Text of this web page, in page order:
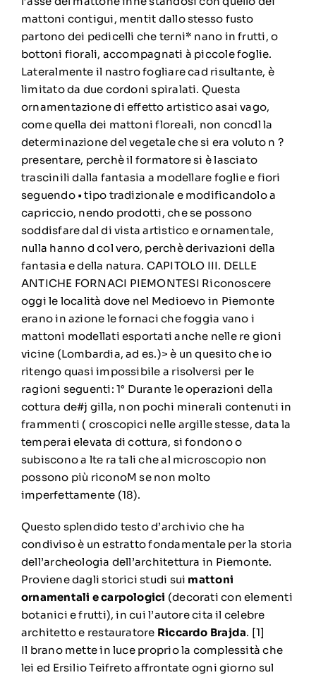
mattoni contigui, mentit dallo stesso fusto
partono dei pedicelli che terni* nano in frutti, o
bottoni fiorali, accompagnati à piccole foglie.
Lateralmente il nastro fogliare cad risultante, è
limitato da due cordoni spiralati. Questa
ornamentazione di effetto artistico asai vago,
come quella dei mattoni floreali, non concdl la
determinazione del vegetale che si era voluto n ?
presentare, perchè il formatore si è lasciato
trascinili dalla fantasia a modellare foglie e fiori
seguendo • tipo tradizionale e modificandolo a
capriccio, nendo prodotti, che se possono
soddisfare dal di vista artistico e ornamentale,
nulla hanno d col vero, perchè derivazioni della
fantasia e della natura. CAPITOLO III. DELLE
ANTICHE FORNACI PIEMONTESI Riconoscere
oggi le località dove nel Medioevo in Piemonte
erano in azione le fornaci che foggia vano i
mattoni modellati esportati anche nelle re gioni
vicine (Lombardia, ad es.)> è un quesito che io
ritengo quasi impossibile a risolversi per le
ragioni seguenti: 1° Durante le operazioni della
cottura de#j gilla, non pochi minerali contenuti in
frammenti ( croscopici nelle argille stesse, data la
temperai elevata di cottura, si fondono o
subiscono a lte ra tali che al microscopio non
possono più riconoM se non molto
imperfettamente (18).
Questo splendido testo d’archivio che ha
condiviso è un estratto fondamentale per la storia
dell’archeologia dell’architettura in Piemonte.
Proviene dagli storici studi sui mattoni
ornamentali e carpologici (decorati con elementi
botanici e frutti), in cui l’autore cita il celebre
architetto e restauratore Riccardo Brajda. [1]
Il brano mette in luce proprio la complessità che
lei ed Ersilio Teifreto affrontate ogni giorno sul